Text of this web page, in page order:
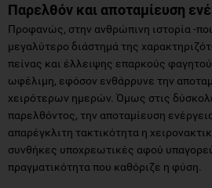
Παρελθόν και αποταμίευση
Προφανώς, στην ανθρώπινη ιστορία -
μεγαλύτερο διάστημά της
πείνας και έλλειψης επαρκούς
ωφέλιμη, εφόσον ενθάρρυνε την
χειρότερων ημερών. Όμως στις
παρελθόντος, την αποταμίευση
απαρέγκλιτη τακτικότητα η
συνθήκες υποχρεωτικές αφού
πραγματικότητα που καθόριζε η φύση.